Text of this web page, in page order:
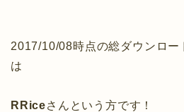
2017/10/08時点の総ダウンロー
は
RRiceさんという方です！